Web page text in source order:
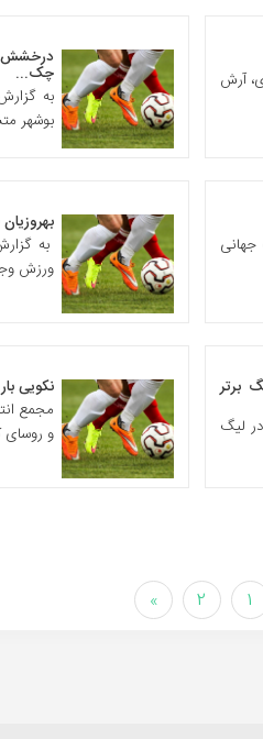
آرش
درخشش
چک...
به
بوشهر متشکل از ۱۱
جهانی
به
ورزش
برتر
لیگ
نکویی
مجمع
و روسای
1
2
»